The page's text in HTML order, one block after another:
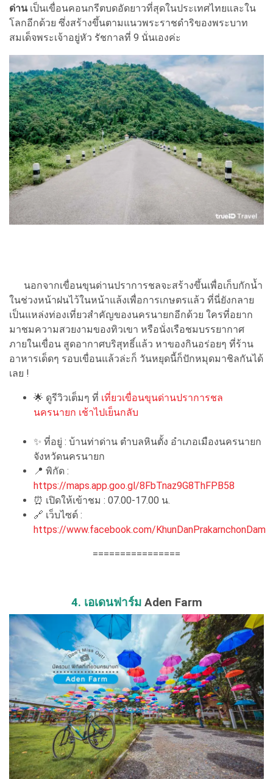
ด่านเป็นเขื่อนคอนกรีตบดอัดยาวที่สุดในประเทศไทยและใน
โลกอีกด้วย ซึ่งสร้างขึ้นตามแนวพระราชดำริของพระบาท
สมเด็จพระเจ้าอยู่หัว รัชกาลที่ 9 นั่นเองค่ะ
นอกจากเขื่อนขุนด่านปราการชลจะสร้างขึ้นเพื่อเก็บกักน้ำ
ในช่วงหน้าฝนไว้ในหน้าแล้งเพื่อการเกษตรแล้ว ที่นี่ยังกลาย
เป็นแหล่งท่องเที่ยวสำคัญของนครนายกอีกด้วย ใครที่อยาก
มาชมความสวยงามของทิวเขา หรือนั่งเรือชมบรรยากาศ
ภายในเขื่อน สูดอากาศบริสุทธิ์แล้ว หาของกินอร่อยๆ ที่ร้าน
อาหารเด็ดๆ รอบเขื่อนแล้วล่ะก็ วันหยุดนี้ก็ปักหมุดมาชิลกันได้
เลย !
🌟 ดูรีวิวเต็มๆ ที่ เที่ยวเขื่อนขุนด่านปราการชล
นครนายก เช้าไปเย็นกลับ
✨ ที่อยู่ : บ้านท่าด่าน ตำบลหินตั้ง อำเภอเมืองนครนายก
จังหวัดนครนายก
📍 พิกัด :
https://maps.app.goo.gl/8FbTnaz9G8ThFPB58
⏰ เปิดให้เข้าชม : 07.00-17.00 น.
🔗 เว็บไซต์ :
https://www.facebook.com/KhunDanPrakarnchonDam
================
4. เอเดนฟาร์ม Aden Farm